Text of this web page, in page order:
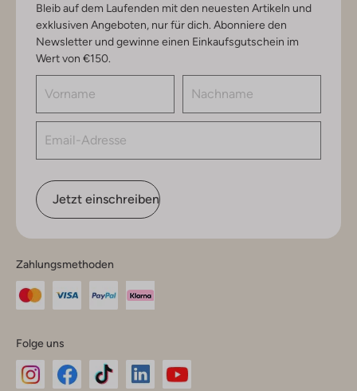
Bleib auf dem Laufenden mit den neuesten Artikeln und
exklusiven Angeboten, nur für dich. Abonniere den
Newsletter und gewinne einen Einkaufsgutschein im
Wert von €150.
Jetzt einschreiben
Zahlungsmethoden
Folge uns